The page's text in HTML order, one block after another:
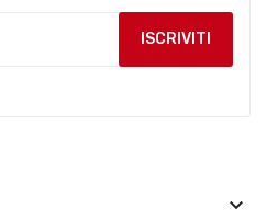
keyboard_arrow_down